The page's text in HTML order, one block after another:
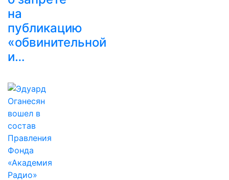
на
публикацию
«обвинительной
и…